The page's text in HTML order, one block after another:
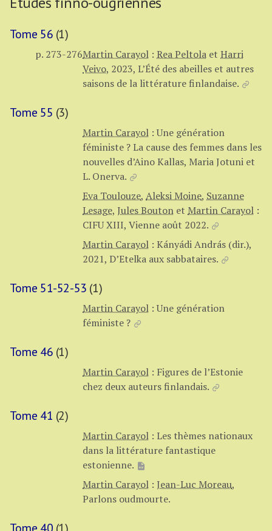
Tome 56 (1)
p. 273-276Martin Carayol : Rea Peltola et Harri
Veivo, 2023, L’Été des abeilles et autres
saisons de la littérature finlandaise.
Tome 55 (3)
Martin Carayol :Une génération
féministe ? La cause des femmes dans les
nouvelles d’Aino Kallas, Maria Jotuni et
L. Onerva.
Eva Toulouze, Aleksi Moine, Suzanne
Lesage, Jules Bouton et Martin Carayol :
CIFU XIII, Vienne août 2022.
Martin Carayol : Kányádi András (dir.),
2021, D’Etelka aux sabbataires.
Tome 51-52-53 (1)
Martin Carayol :Une génération
féministe ?
Tome 46 (1)
Martin Carayol : Figures de l’Estonie
chez deux auteurs finlandais.
Tome 41 (2)
Martin Carayol : Les thèmes nationaux
dans la littérature fantastique
estonienne.
Martin Carayol : Jean-Luc Moreau,
Parlons oudmourte.
Tome 40 (1)